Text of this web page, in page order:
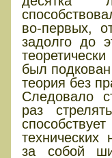
во-первых,
задолго до
был
теория без
Следовало
раз
технических
за собой